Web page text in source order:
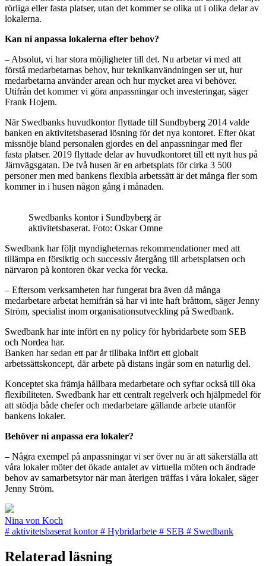
rörliga eller fasta platser, utan det kommer se olika ut i olika delar av
lokalerna.
Kan ni anpassa lokalerna efter behov?
– Absolut, vi har stora möjligheter till det. Nu arbetar vi med att
förstå medarbetarnas behov, hur teknikanvändningen ser ut, hur
medarbetarna använder arean och hur mycket area vi behöver.
Utifrån det kommer vi göra anpassningar och investeringar, säger
Frank Hojem.
När Swedbanks huvudkontor flyttade till Sundbyberg 2014 valde
banken en aktivitetsbaserad lösning för det nya kontoret. Efter ökat
missnöje bland personalen gjordes en del anpassningar med fler
fasta platser. 2019 flyttade delar av huvudkontoret till ett nytt hus på
Järnvägsgatan. De två husen är en arbetsplats för cirka 3 500
personer men med bankens flexibla arbetssätt är det många fler som
kommer in i husen någon gång i månaden.
Swedbanks kontor i Sundbyberg är
aktivitetsbaserat. Foto: Oskar Omne
Swedbank har följt myndigheternas rekommendationer med att
tillämpa en försiktig och successiv återgång till arbetsplatsen och
närvaron på kontoren ökar vecka för vecka.
– Eftersom verksamheten har fungerat bra även då många
medarbetare arbetat hemifrån så har vi inte haft bråttom, säger Jenny
Ström, specialist inom organisationsutveckling på Swedbank.
Swedbank har inte infört en ny policy för hybridarbete som SEB
och Nordea har.
Banken har sedan ett par år tillbaka infört ett globalt
arbetssättskoncept, där arbete på distans ingår som en naturlig del.
Konceptet ska främja hållbara medarbetare och syftar också till öka
flexibiliteten. Swedbank har ett centralt regelverk och hjälpmedel för
att stödja både chefer och medarbetare gällande arbete utanför
bankens lokaler.
Behöver ni anpassa era lokaler?
– Några exempel på anpassningar vi ser över nu är att säkerställa att
våra lokaler möter det ökade antalet av virtuella möten och ändrade
behov av samarbetsytor när man återigen träffas i våra lokaler, säger
Jenny Ström.
Nina von Koch
# aktivitetsbaserat kontor # Hybridarbete # SEB # Swedbank
Relaterad läsning